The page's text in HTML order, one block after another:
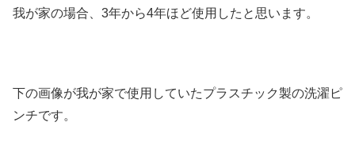
我が家の場合、3年から4年ほど使用したと思います。
下の画像が我が家で使用していたプラスチック製の洗濯ピ
ンチです。